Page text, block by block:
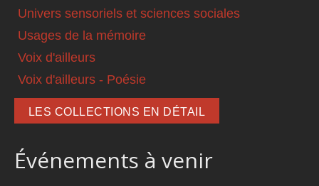
Univers sensoriels et sciences sociales
Usages de la mémoire
Voix d'ailleurs
Voix d'ailleurs - Poésie
LES COLLECTIONS EN DÉTAIL
Événements à venir